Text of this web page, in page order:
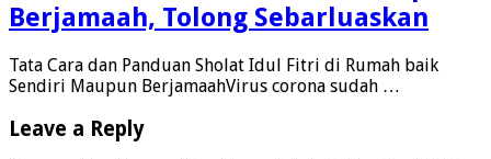
Berjamaah, Tolong Sebarluaskan
Tata Cara dan Panduan Sholat Idul Fitri di Rumah baik
Sendiri Maupun BerjamaahVirus corona sudah …
Leave a Reply